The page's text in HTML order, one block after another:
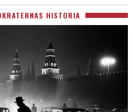
HISTORIA